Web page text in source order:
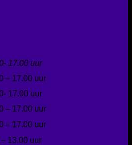
17.00 uur
– 17.00 uur
17.00 uur
– 17.00 uur
– 17.00 uur
13.00 uur